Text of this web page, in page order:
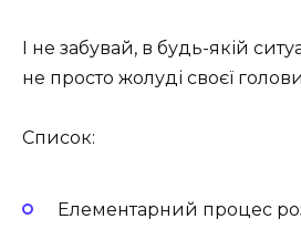
І не забувай, в будь-якій
не просто жолуді своєї
Список:
Елементарний процес